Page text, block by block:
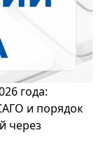
года:
и порядок
через